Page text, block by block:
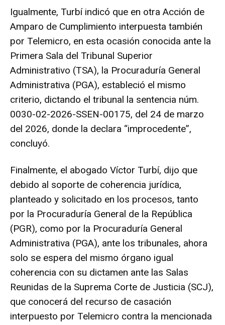
Igualmente, Turbí indicó que en otra Acción de
Amparo de Cumplimiento interpuesta también
por Telemicro, en esta ocasión conocida ante la
Primera Sala del Tribunal Superior
Administrativo (TSA), la Procuraduría General
Administrativa (PGA), estableció el mismo
criterio, dictando el tribunal la sentencia núm.
0030-02-2026-SSEN-00175, del 24 de marzo
del 2026, donde la declara “improcedente”,
concluyó.
Finalmente, el abogado Víctor Turbí, dijo que
debido al soporte de coherencia jurídica,
planteado y solicitado en los procesos, tanto
por la Procuraduría General de la República
(PGR), como por la Procuraduría General
Administrativa (PGA), ante los tribunales, ahora
solo se espera del mismo órgano igual
coherencia con su dictamen ante las Salas
Reunidas de la Suprema Corte de Justicia (SCJ),
que conocerá del recurso de casación
interpuesto por Telemicro contra la mencionada